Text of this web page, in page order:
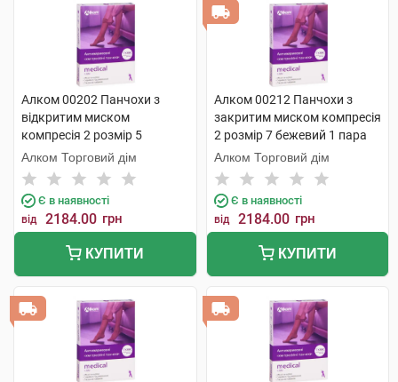
Алком 00202 Панчохи з
відкритим миском
компресія 2 розмір 5
бежевий 1 пара
Алком Торговий дім
Є в наявності
від 2184.00 грн
КУПИТИ
Алком 00212 Панчохи з
закритим миском компресія
2 розмір 7 бежевий 1 пара
Алком Торговий дім
Є в наявності
від 2184.00 грн
КУПИТИ